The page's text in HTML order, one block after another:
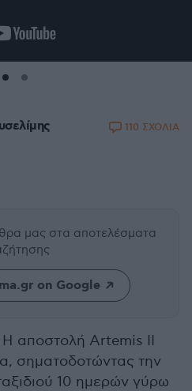
110 ΣΧΟΛΙΑ
μας στα αποτελέσματα
on Google
αποστολή Artemis II
σηματοδοτώντας την
10 ημερών γύρω